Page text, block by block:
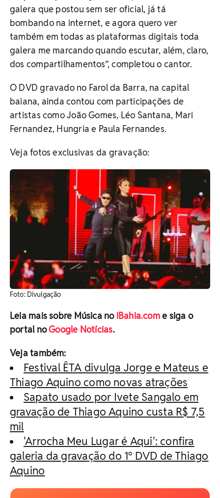
galera que postou sem ser oficial, já tá
bombando na internet, e agora quero ver
também em todas as plataformas digitais toda
galera me marcando quando escutar, além, claro,
dos compartilhamentos”, completou o cantor.
O DVD gravado no Farol da Barra, na capital
baiana, ainda contou com participações de
artistas como João Gomes, Léo Santana, Mari
Fernandez, Hungria e Paula Fernandes.
Veja fotos exclusivas da gravação:
Foto: Divulgação
Leia mais sobre Música no iBahia.come siga o
portal noGoogle Notícias.
Veja também:
Festival ÊTA divulga Jorge e Mateus e
Thiago Aquino como novas atrações
Sapato usado por Ivete Sangalo em
gravação de Thiago Aquino custa R$ 7,5
mil
'Arrocha Meu Lugar é Aqui': confira
galeria da gravação do 1º DVD de Thiago
Aquino